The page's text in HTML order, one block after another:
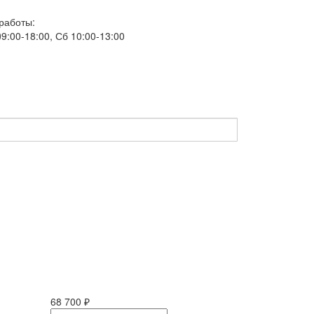
18:00, Сб 10:00-13:00
68 700 ₽